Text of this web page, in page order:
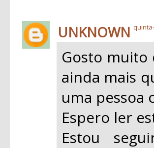
UNKNOWN
Gosto muito
ainda mais
uma pessoa
Espero ler
Estou